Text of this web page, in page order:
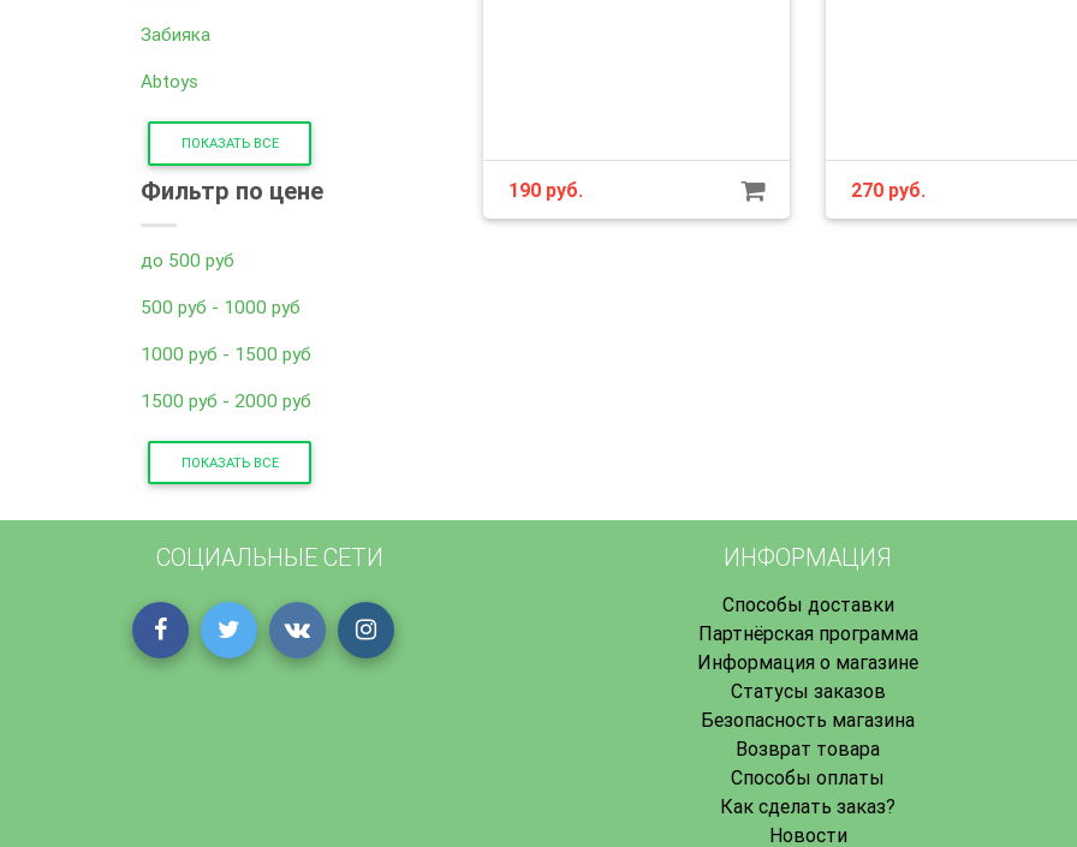
Забияка
Abtoys
ПОКАЗАТЬ ВСЕ
Фильтр по цене
до 500 руб
500 руб - 1000 руб
1000 руб - 1500 руб
1500 руб - 2000 руб
ПОКАЗАТЬ ВСЕ
190 руб. 270руб.
СОЦИАЛЬНЫЕ СЕТИ ИНФОРМАЦИЯ
Способы доставки
Партнёрская программа
Информация о магазине
Статусы заказов
Безопасность магазина
Возврат товара
Способы оплаты
Как сделать заказ?
Новости